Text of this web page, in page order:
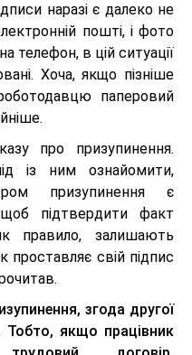
наразі є далеко не
пошті, і фото
телефон, в цій ситуації
Хоча, якщо пізніше
паперовий
про призупинення.
із ним ознайомити,
призупинення є
підтвердити факт
правило, залишають
свій підпис
згода другої
Тобто, якщо працівник